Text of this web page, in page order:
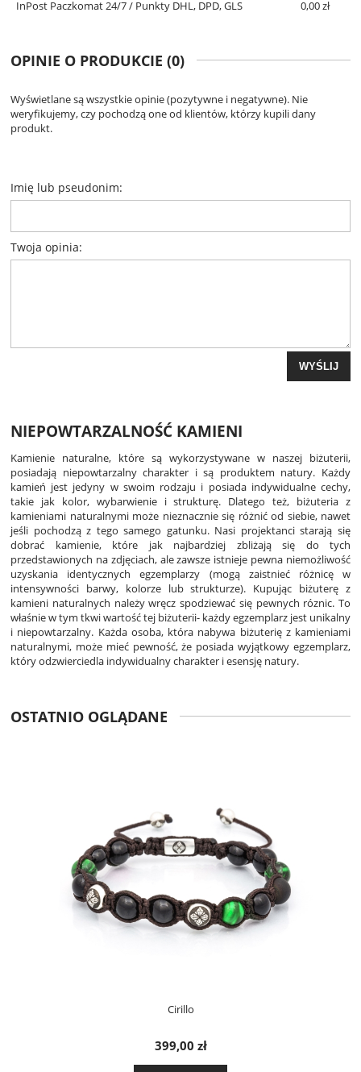
InPost Paczkomat 24/7 / Punkty DHL, DPD, GLS 0,00 zł
OPINIE O PRODUKCIE (0)
Wyświetlane są wszystkie opinie (pozytywne i negatywne). Nie
weryfikujemy, czy pochodzą one od klientów, którzy kupili dany
produkt.
Imię lub pseudonim:
Twoja opinia:
WYŚLIJ
NIEPOWTARZALNOŚĆ KAMIENI
Kamienie naturalne, które są wykorzystywane w naszej biżuterii,
posiadają niepowtarzalny charakter i są produktem natury. Każdy
kamień jest jedyny w swoim rodzaju i posiada indywidualne cechy,
takie jak kolor, wybarwienie i strukturę. Dlatego też, biżuteria z
kamieniami naturalnymi może nieznacznie się różnić od siebie, nawet
jeśli pochodzą z tego samego gatunku. Nasi projektanci starają się
dobrać kamienie, które jak najbardziej zbliżają się do tych
przedstawionych na zdjęciach, ale zawsze istnieje pewna niemożliwość
uzyskania identycznych egzemplarzy (mogą zaistnieć różnicę w
intensywności barwy, kolorze lub strukturze). Kupując biżuterę z
kamieni naturalnych należy wręcz spodziewać się pewnych róznic. To
właśnie w tym tkwi wartość tej biżuterii- każdy egzemplarz jest unikalny
i niepowtarzalny. Każda osoba, która nabywa biżuterię z kamieniami
naturalnymi, może mieć pewność, że posiada wyjątkowy egzemplarz,
który odzwierciedla indywidualny charakter i esensję natury.
OSTATNIO OGLĄDANE
Cirillo
399,00 zł